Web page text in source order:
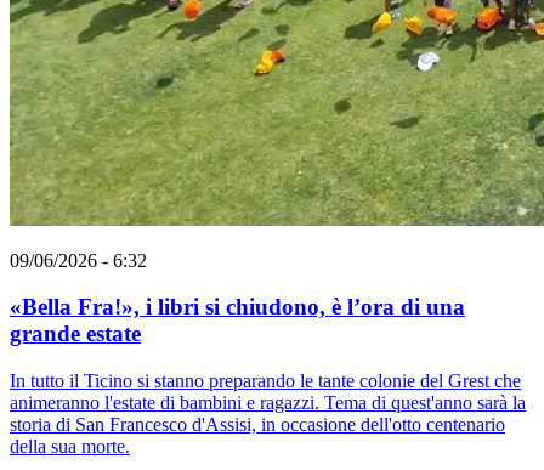
09/06/2026 - 6:32
«Bella Fra!», i libri si chiudono, è l’ora di una
grande estate
In tutto il Ticino si stanno preparando le tante colonie del Grest che
animeranno l'estate di bambini e ragazzi. Tema di quest'anno sarà la
storia di San Francesco d'Assisi, in occasione dell'otto centenario
della sua morte.